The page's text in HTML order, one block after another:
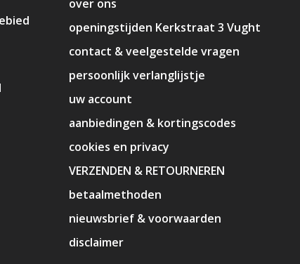
over ons
openingstijden Kerkstraat 3 Vught
contact & veelgestelde vragen
persoonlijk verlanglijstje
uw account
aanbiedingen & kortingscodes
cookies en privacy
VERZENDEN & RETOURNEREN
betaalmethoden
nieuwsbrief & voorwaarden
disclaimer